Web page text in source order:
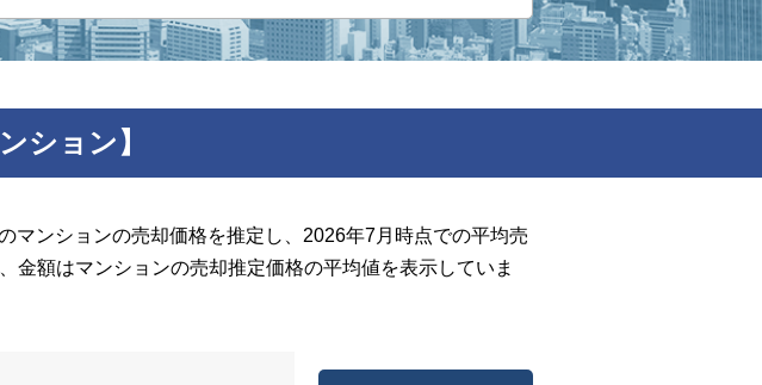
ション】
マンションの売却価格を推定し、2026年7月時点での平均売
金額はマンションの売却推定価格の平均値を表示していま